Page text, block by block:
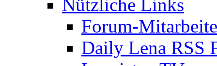
Nützliche Links
Forum-
Daily Lena RSS